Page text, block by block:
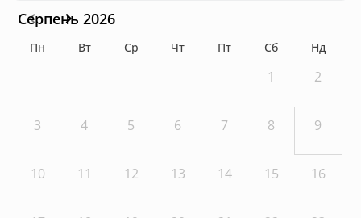
Серпень 2026
Пн Вт Ср Чт Пт Сб Нд
1 2
3 4 5 6 7 8 9
10 11 12 13 14 15 16